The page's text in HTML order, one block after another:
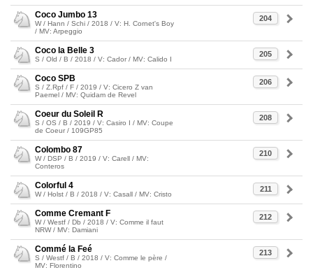
204
Coco Jumbo 13
W / Hann / Schi / 2018 / V: H. Cornet's Boy
/ MV: Arpeggio
205
Coco la Belle 3
S / Old / B / 2018 / V: Cador / MV: Calido I
206
Coco SPB
S / Z.Rpf / F / 2019 / V: Cicero Z van
Paemel / MV: Quidam de Revel
208
Coeur du Soleil R
S / OS / B / 2019 / V: Casiro I / MV: Coupe
de Coeur / 109GP85
210
Colombo 87
W / DSP / B / 2019 / V: Carell / MV:
Conteros
211
Colorful 4
W / Holst / B / 2018 / V: Casall / MV: Cristo
212
Comme Cremant F
W / Westf / Db / 2018 / V: Comme il faut
NRW / MV: Damiani
213
Commé la Feé
S / Westf / B / 2018 / V: Comme le père /
MV: Florentino